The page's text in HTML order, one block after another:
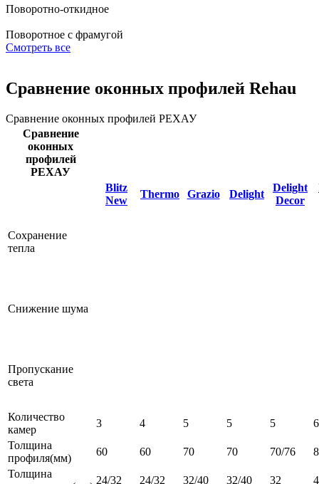
Поворотно-откидное
Поворотное с фрамугой
Смотреть все
Сравнение оконных профилей Rehau
Сравнение оконных профилей РЕХАУ
Сравнение
оконных
профилей
РЕХАУ
Blitz
New
Thermo Grazio Delight
Delight
Decor
Сохранение
тепла
Снижение шума
Пропускание
света
Количество
камер
3 4 5 5 5
6
Толщина
профиля(мм)
60 60 70 70 70/76
Толщина
24/32 24/32 32/40 32/40 32